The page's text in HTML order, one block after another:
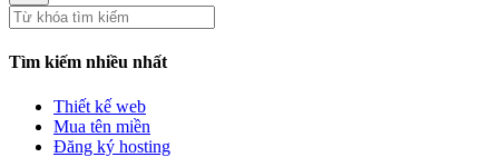
Tìm kiếm nhiều nhất
Thiết kế web
Mua tên miền
Đăng ký hosting